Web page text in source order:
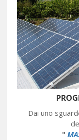
Dai uno
"